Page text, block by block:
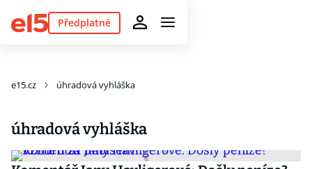
Předplatné
e15.cz úhradová vyhláška
úhradová vyhláška